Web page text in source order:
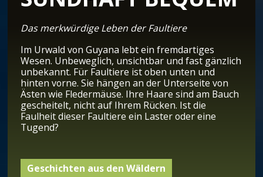
Das merkwürdige Leben der Faultiere
Im Urwald von Guyana lebt ein fremdartiges
Wesen. Unbeweglich, unsichtbar und fast gänzlich
unbekannt. Für Faultiere ist oben unten und
hinten vorne. Sie hängen an der Unterseite von
Ästen wie Fledermäuse. Ihre Haare sind am Bauch
gescheitelt, nicht auf Ihrem Rücken. Ist die
Faulheit dieser Faultiere ein Laster oder eine
Tugend?
Geschichten aus den Wäldern